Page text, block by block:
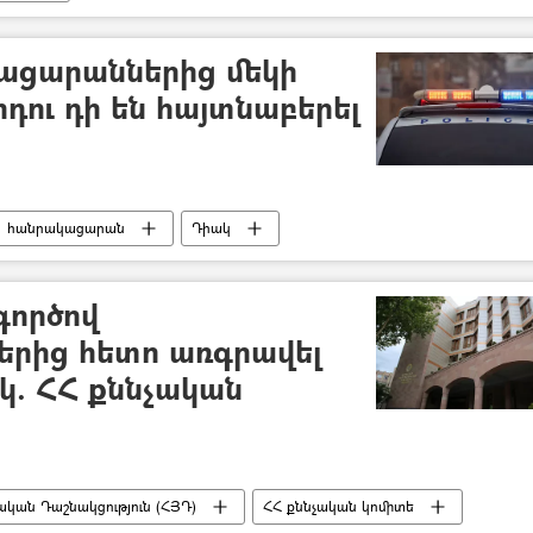
մեկի
դի են հայտնաբերել
հանրակացարան Դիակ
հետո առգրավել
ՀՀ քննչական
Դաշնակցություն (ՀՅԴ) ՀՀ քննչական կոմիտե